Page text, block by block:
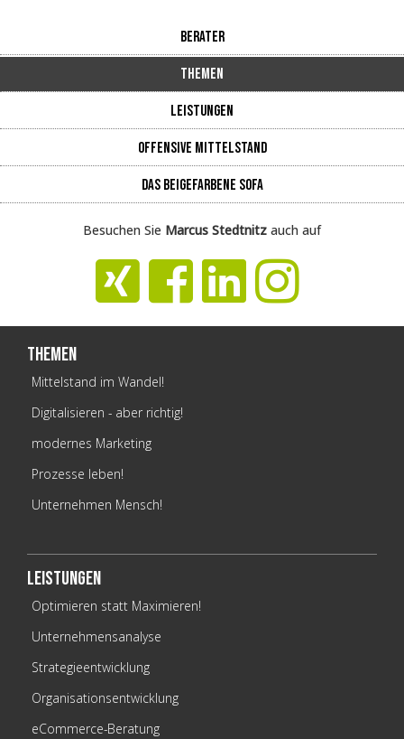
Berater
Themen
Leistungen
Offensive Mittelstand
Das beigefarbene Sofa
Besuchen Sie Marcus Stedtnitz auch auf
Themen
Mittelstand im Wandel!
Digitalisieren - aber richtig!
modernes Marketing
Prozesse leben!
Unternehmen Mensch!
Leistungen
Optimieren statt Maximieren!
Unternehmensanalyse
Strategieentwicklung
Organisationsentwicklung
eCommerce-Beratung